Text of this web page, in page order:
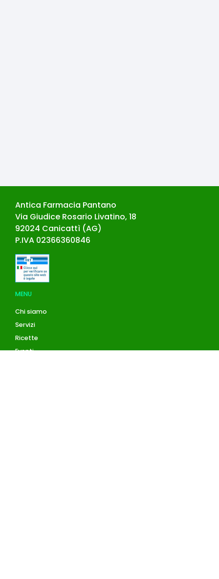
Antica Farmacia Pantano
Via Giudice Rosario Livatino, 18
92024 Canicattì (AG)
P.IVA 02366360846
MENU
Chi siamo
Servizi
Ricette
Eventi